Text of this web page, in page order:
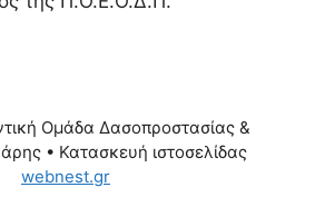
Ομάδα Δασοπροστασίας &
• Κατασκευή ιστοσελίδας
webnest.gr